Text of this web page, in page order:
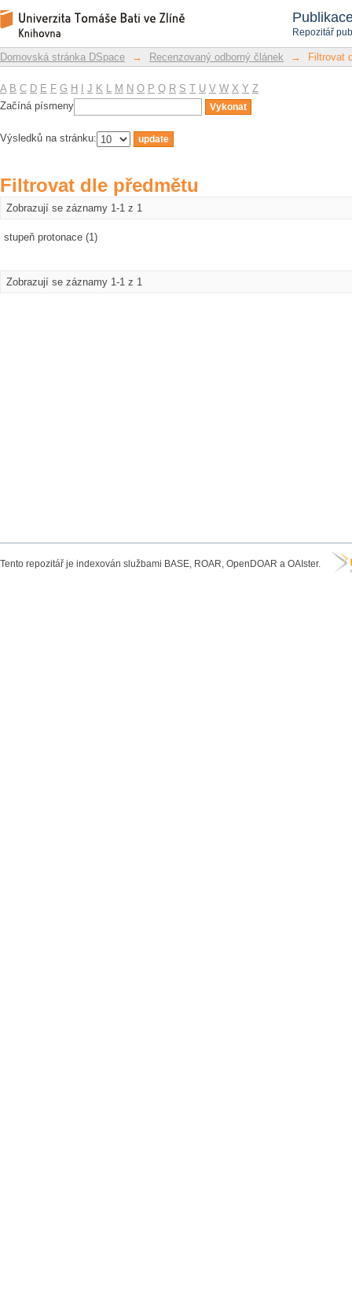
Repozitář
Filtrovat dle předmětu
Repozitář DSpace/Manakin
Domovská stránka DSpace → Recenzovaný odborný článek → Filtrovat
A B C D E F G H J K L M N O P Q R S T U V W X Y Z
Začíná písmeny
Výsledků na stránku:
Filtrovat dle předmětu
Zobrazují se záznamy 1-1 z 1
stupeň protonace (1)
Zobrazují se záznamy 1-1 z 1
Tento repozitář je indexován službami BASE, ROAR, OpenDOAR a OAIster.